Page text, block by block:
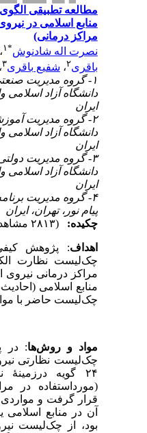
مطالعه تطبیقی الگوی
منابع اسلامی در
مراکز درمانی)
نصرت اله شادنوش* ۱،
باقری ،شفیع باقری ،
۱- گروه مدیریت
دانشگاه آزاد اسلامی
ایران
۲- گروه مدیریت
دانشگاه آزاد اسلامی
ایران
۳- گروه مدیریت
دانشگاه آزاد اسلامی
ایران
۴- گروه مدیریت
پیام نور، تهران، ایران
چکیده:
اهداف: پژوهش کیفی
چک‌لیست نظارت
مراکز درمانی نیروی
منابع ‌اسلامی
چک‌لیست حاضر با
مواد و روش‌ها: در
چک‌لیست نظارتی
۲۴ گویه درزمینهٔ
(مورداستفاده در
قرار گرفت و مواردی
آن در منابع اسلامی
بود، از چک‌لیست